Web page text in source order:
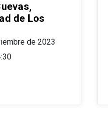
de Los
de 2023